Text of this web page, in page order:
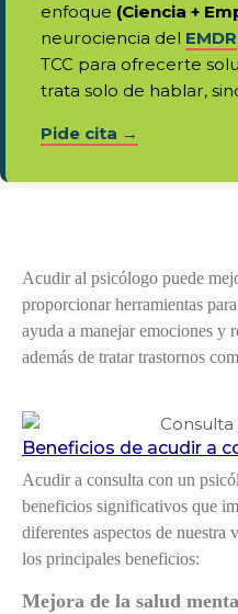
enfoque (Ciencia +
neurociencia del EMDR
TCC para ofrecerte
trata solo de hablar,
Pide cita →
Acudir al psicólogo puede
proporcionar herramientas
ayuda a manejar emociones y
además de tratar trastornos
Beneficios de acudir a
Acudir a consulta con un
beneficios significativos que
diferentes aspectos de
los principales beneficios:
Mejora de la salud